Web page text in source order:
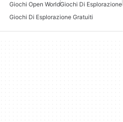
Giochi Open WorldGiochi Di Esplorazione
Giochi Di Esplorazione Gratuiti